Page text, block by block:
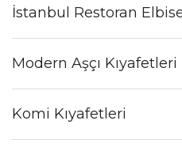
İstanbul Restoran
Modern Aşçı Kıyafetleri
Komi Kıyafetleri